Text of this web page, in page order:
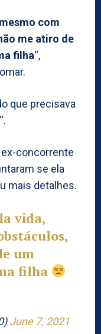
com
me atiro de
filha“,
que precisava
“.
concorrente
se ela
mais detalhes.
vida,
um
filha
June 7, 2021